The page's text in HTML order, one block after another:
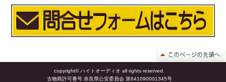
copyright© ハイトオーディオ all rights reserved.
古物商許可番号 奈良県公安委員会 第641090001345号